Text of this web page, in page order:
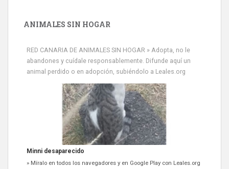
ANIMALES SIN HOGAR
RED CANARIA DE ANIMALES SIN HOGAR » Adopta, no le
abandones y cuídale responsablemente. Difunde aquí un
animal perdido o en adopción, subiéndolo a Leales.org
Minni desaparecido
» Míralo en todos los navegadores y en Google Play con Leales.org